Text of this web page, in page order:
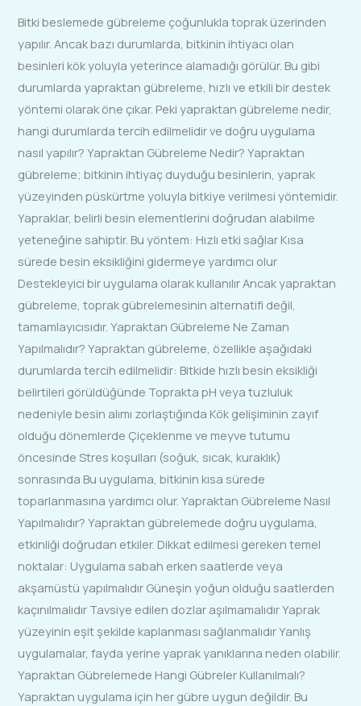
Bitki beslemede gübreleme çoğunlukla toprak üzerinden
yapılır. Ancak bazı durumlarda, bitkinin ihtiyacı olan
besinleri kök yoluyla yeterince alamadığı görülür. Bu gibi
durumlarda yapraktan gübreleme, hızlı ve etkili bir destek
yöntemi olarak öne çıkar. Peki yapraktan gübreleme nedir,
hangi durumlarda tercih edilmelidir ve doğru uygulama
nasıl yapılır? Yapraktan Gübreleme Nedir? Yapraktan
gübreleme; bitkinin ihtiyaç duyduğu besinlerin, yaprak
yüzeyinden püskürtme yoluyla bitkiye verilmesi yöntemidir.
Yapraklar, belirli besin elementlerini doğrudan alabilme
yeteneğine sahiptir. Bu yöntem: Hızlı etki sağlar Kısa
sürede besin eksikliğini gidermeye yardımcı olur
Destekleyici bir uygulama olarak kullanılır Ancak yapraktan
gübreleme, toprak gübrelemesinin alternatifi değil,
tamamlayıcısıdır. Yapraktan Gübreleme Ne Zaman
Yapılmalıdır? Yapraktan gübreleme, özellikle aşağıdaki
durumlarda tercih edilmelidir: Bitkide hızlı besin eksikliği
belirtileri görüldüğünde Toprakta pH veya tuzluluk
nedeniyle besin alımı zorlaştığında Kök gelişiminin zayıf
olduğu dönemlerde Çiçeklenme ve meyve tutumu
öncesinde Stres koşulları (soğuk, sıcak, kuraklık)
sonrasında Bu uygulama, bitkinin kısa sürede
toparlanmasına yardımcı olur. Yapraktan Gübreleme Nasıl
Yapılmalıdır? Yapraktan gübrelemede doğru uygulama,
etkinliği doğrudan etkiler. Dikkat edilmesi gereken temel
noktalar: Uygulama sabah erken saatlerde veya
akşamüstü yapılmalıdır Güneşin yoğun olduğu saatlerden
kaçınılmalıdır Tavsiye edilen dozlar aşılmamalıdır Yaprak
yüzeyinin eşit şekilde kaplanması sağlanmalıdır Yanlış
uygulamalar, fayda yerine yaprak yanıklarına neden olabilir.
Yapraktan Gübrelemede Hangi Gübreler Kullanılmalı?
Yapraktan uygulama için her gübre uygun değildir. Bu